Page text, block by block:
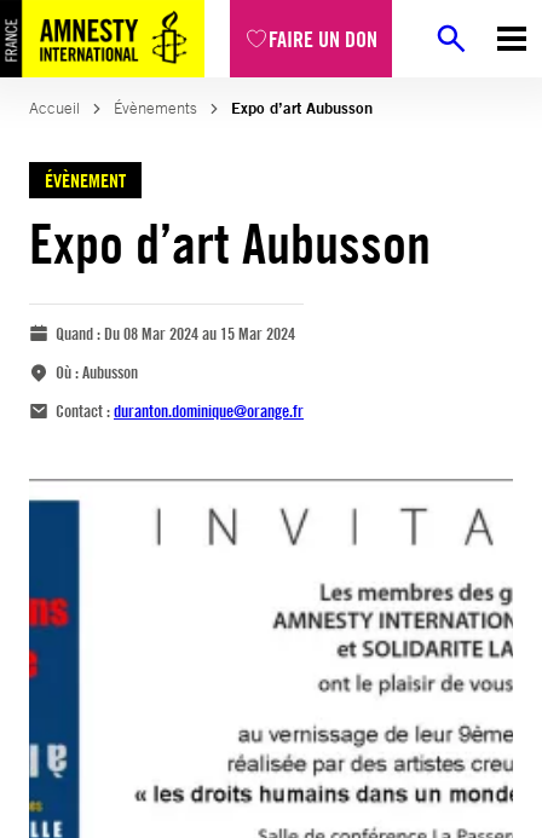
FAIRE UN DON
Accueil Évènements Expo d’art Aubusson
ÉVÈNEMENT
Expo d’art Aubusson
Quand :Du 08 Mar 2024 au 15 Mar 2024
Où :Aubusson
Contact :duranton.dominique@orange.fr